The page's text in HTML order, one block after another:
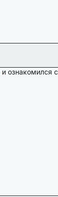
и ознакомился с